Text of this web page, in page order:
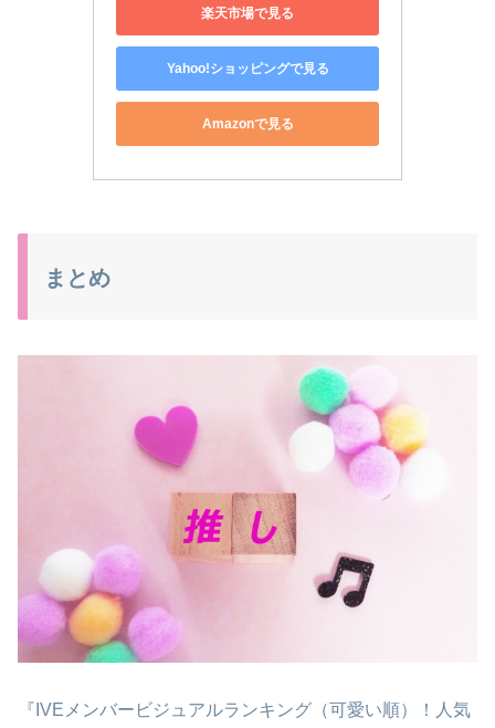
楽天市場で見る
Yahoo!ショッピングで見る
Amazonで見る
まとめ
『IVEメンバービジュアルランキング（可愛い順）！人気